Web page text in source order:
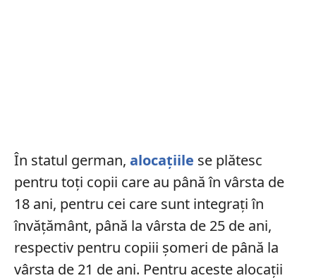
În statul german, alocațiile se plătesc
pentru toți copii care au până în vârsta de
18 ani, pentru cei care sunt integrați în
învățământ, până la vârsta de 25 de ani,
respectiv pentru copiii șomeri de până la
vârsta de 21 de ani. Pentru aceste alocații